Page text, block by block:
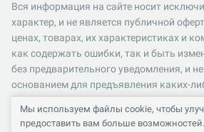
Вся информация на сайте носит
характер, и не является публичной
ценах, товарах, их характеристиках и
как содержать ошибки, так и быть
без предварительного уведомления, и
основанием для предъявления каких-
Пожалуйста, уточняйте существенные
и компоненты комплектации товаров.
Мы используем файлы cookie, чтобы
предоставить вам больше